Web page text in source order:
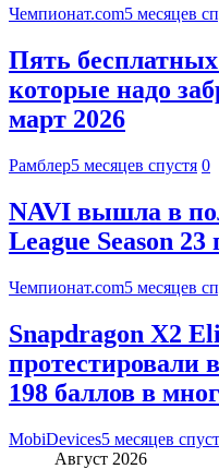
Чемпионат.com5 месяцев
Пять
которые надо
март 2026
Рамблер5 месяцев спустя 0
NAVI вышла в
League Season 23
Чемпионат.com5 месяцев
Snapdragon X2
протестировали
198 баллов в
MobiDevices5 месяцев
Август 2026